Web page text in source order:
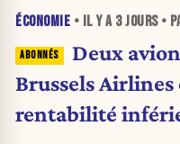
ÉCONOMIE • IL Y A 3 JOURS•
Deux
Brussels
rentabilité